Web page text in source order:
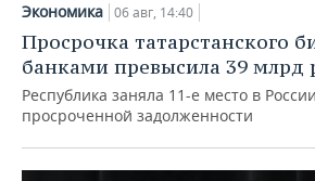
Экономика 06 авг, 14:40
Просрочка татарстанского
банками превысила 39 млрд
Республика заняла 11-е место в
просроченной задолженности